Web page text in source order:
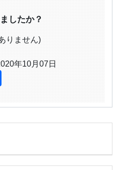
したか？
りません)
年10月07日